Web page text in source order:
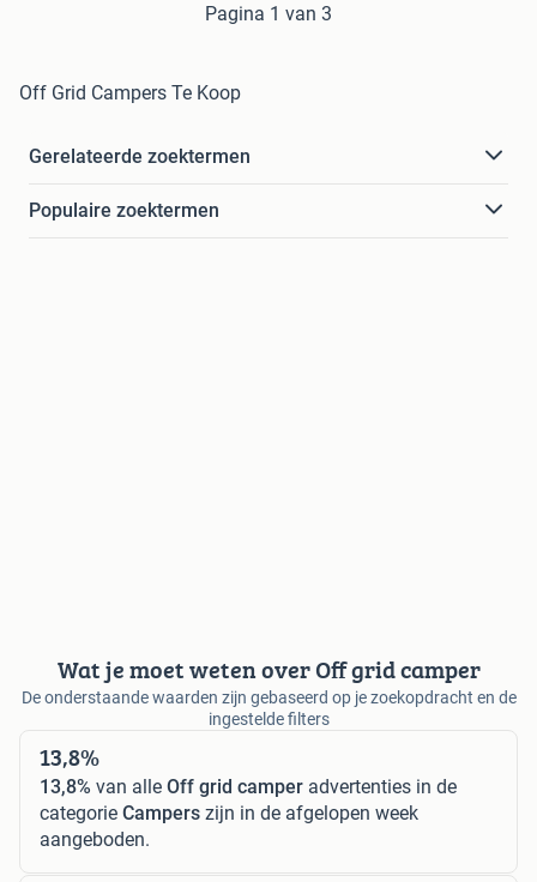
Pagina 1 van 3
Off Grid Campers Te Koop
Gerelateerde zoektermen
Populaire zoektermen
Wat je moet weten over Off grid camper
De onderstaande waarden zijn gebaseerd op je zoekopdracht en de
ingestelde filters
13,8%
13,8% van alle Off grid camper advertenties in de
categorie Campers zijn in de afgelopen week
aangeboden.